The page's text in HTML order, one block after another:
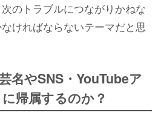
のトラブルにつながりかねな
ければならないテーマだと思
名やSNS・YouTubeア
帰属するのか？